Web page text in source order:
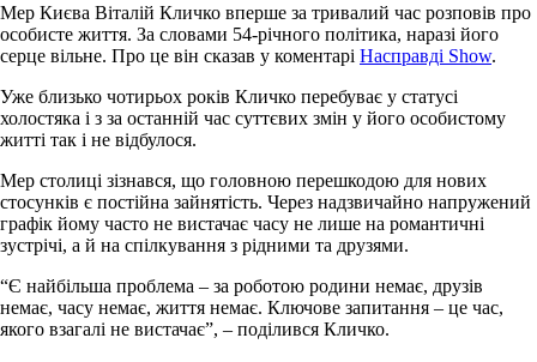
Мер Києва Віталій Кличко вперше за тривалий час розповів про
особисте життя. За словами 54-річного політика, наразі його
серце вільне. Про це він сказав у коментарі Насправді Show.
Уже близько чотирьох років Кличко перебуває у статусі
холостяка і з за останній час суттєвих змін у його особистому
житті так і не відбулося.
Мер столиці зізнався, що головною перешкодою для нових
стосунків є постійна зайнятість. Через надзвичайно напружений
графік йому часто не вистачає часу не лише на романтичні
зустрічі, а й на спілкування з рідними та друзями.
“Є найбільша проблема – за роботою родини немає, друзів
немає, часу немає, життя немає. Ключове запитання – це час,
якого взагалі не вистачає”, – поділився Кличко.